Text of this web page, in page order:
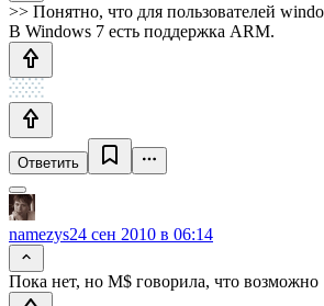
>> Понятно, что для пользователей
В Windows 7 есть поддержка ARM.
Ответить
namezys24 сен 2010 в 06:14
Пока нет, но M$ говорила, что возможно